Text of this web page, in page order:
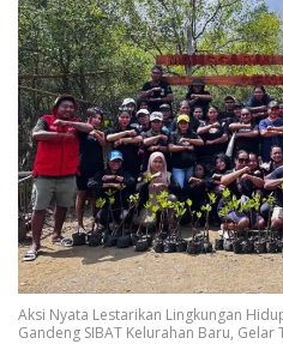
Aksi Nyata Lestarikan Lingkungan
Gandeng SIBAT Kelurahan Baru,